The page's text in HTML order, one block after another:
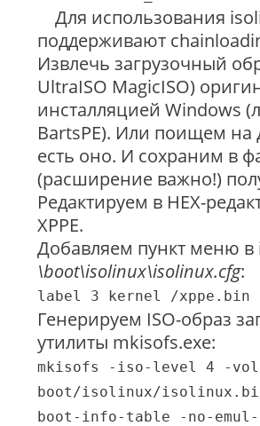
Для использования
поддерживают
Извлечь загрузочный
UltraISO MagicISO)
инсталляцией Windows
BartsPE). Или поищем на
есть оно. И сохраним в
(расширение важно!)
Редактируем в HEX-
XPPE.
Добавляем пункт меню в
\boot\isolinux\isolinux.cfg:
label 3 kernel /xppe.bin
Генерируем ISO-образ
утилиты mkisofs.exe:
mkisofs -iso-level 4 -
boot/isolinux/
boot-info-table -no-